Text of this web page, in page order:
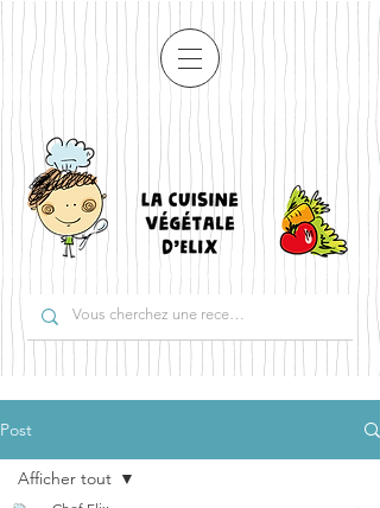
Post
Afficher tout